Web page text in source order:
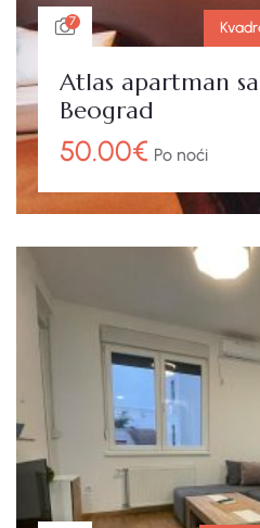
7
Atlas apartman
Beograd
50.00€ Po noći